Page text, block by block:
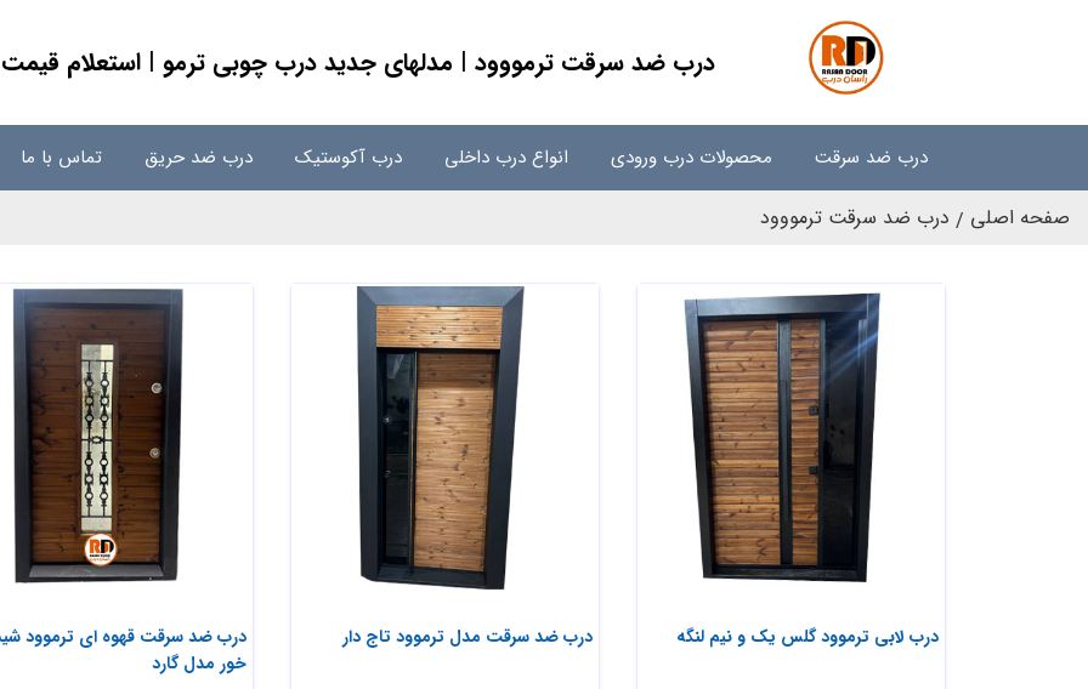
درب ضد سرقت ترمووود | مدلهای جدید درب چوبی ترمو | استعلام قیمت
درب ضد سرقت محصولات درب ورودی انواع درب داخلی درب آکوستیک درب ضد حریق تماس با ما
صفحه اصلی درب ضد سرقت ترمووود
درب لابی ترموود گلس یک و نیم لنگه درب ضد سرقت مدل ترموود تاج دار
درب ضد سرقت قهوه ای ترموود
خور مدل گارد